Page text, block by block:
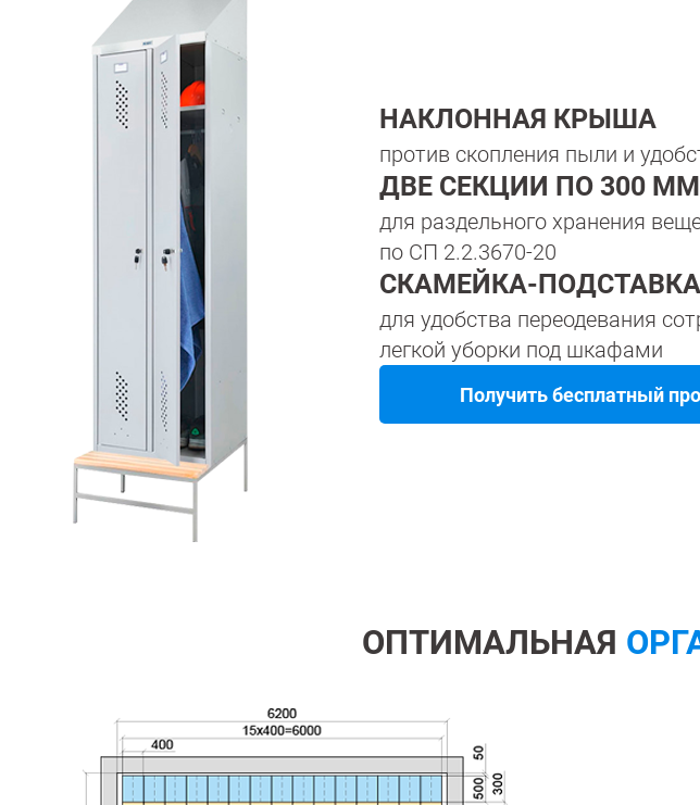
НАКЛОННАЯ КРЫША
против скопления пыли и
ДВЕ СЕКЦИИ ПО 300 ММ
для раздельного хранения
по СП 2.2.3670-20
СКАМЕЙКА-ПОДСТАВКА
для удобства переодевания
легкой уборки под шкафами
Получить бесплатный
ОПТИМАЛЬНАЯ